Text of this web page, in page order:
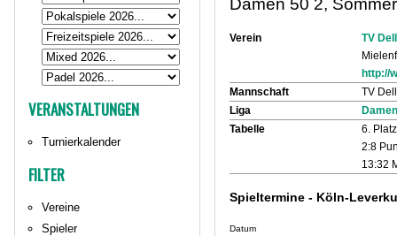
VERANSTALTUNGEN
Turnierkalender
FILTER
Vereine
Spieler
Damen 50 2,
Verein
TV
http://
Mannschaft
TV
Liga
Tabelle
6. Platz
2:8
13:32
Spieltermine - Köln-
Datum